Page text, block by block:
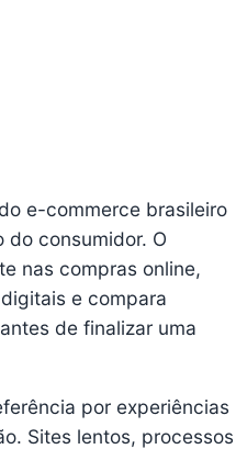
e-commerce brasileiro
consumidor. O
nas compras online,
e compara
de finalizar uma
por experiências
Sites lentos, processos